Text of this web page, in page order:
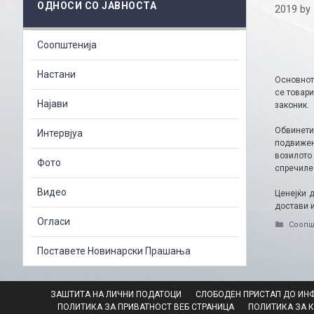
2019 by
се
законик.
Ценејќи
достави
ОДНОСИ СО ЈАВНОСТА
Соопштенија
Настани
Најави
Интервјуа
Фото
Видео
Огласи
Поставете Новинарски Прашања
ЗАШТИТА НА ЛИЧНИ ПОДАТОЦИ СЛОБОДЕН ПРИСТАП ДО
ПОЛИТИКА ЗА ПРИВАТНОСТ ВЕБ СТРАНИЦА
ПОЛИТИКА ЗА